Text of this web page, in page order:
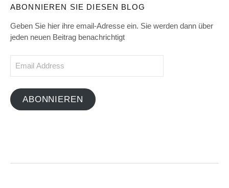
ABONNIEREN SIE DIESEN BLOG
Geben Sie hier ihre email-Adresse ein. Sie werden dann über
jeden neuen Beitrag benachrichtigt
ABONNIEREN